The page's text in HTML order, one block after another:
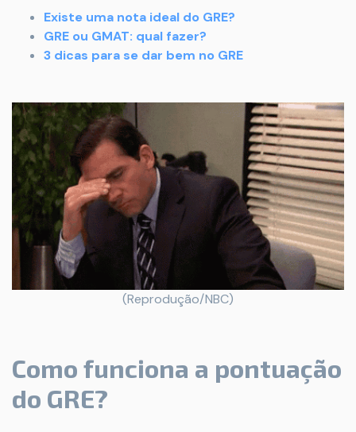
Existe uma nota ideal do GRE?
GRE ou GMAT: qual fazer?
3 dicas para se dar bem no GRE
(Reprodução/NBC)
Como funciona a pontuação
do GRE?